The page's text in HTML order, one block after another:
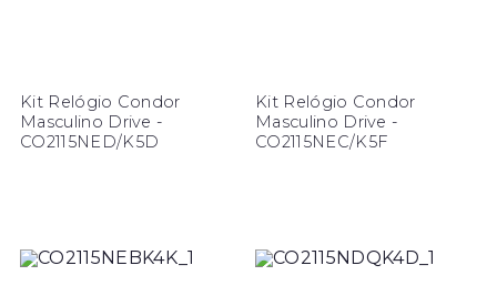
Kit Relógio Condor
Masculino Drive -
CO2115NED/K5D
Kit Relógio Condor
Masculino Drive -
CO2115NEC/K5F